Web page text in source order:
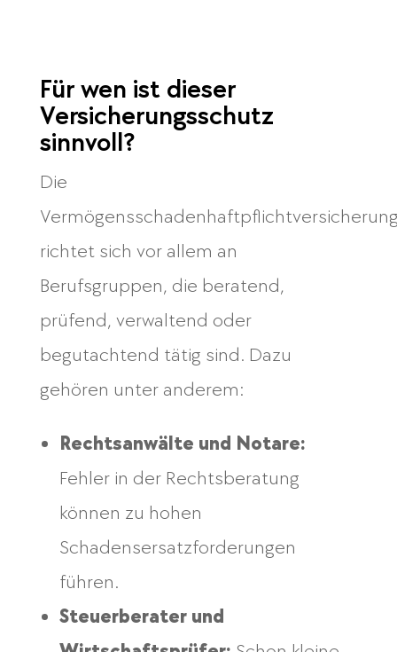
Für wen ist dieser
Versicherungsschutz
sinnvoll?
Die
richtet sich vor allem an
Berufsgruppen, die beratend,
prüfend, verwaltend oder
begutachtend tätig sind. Dazu
gehören unter anderem:
Rechtsanwälte und Notare:
Fehler in der Rechtsberatung
können zu hohen
Schadensersatzforderungen
führen.
Steuerberater und